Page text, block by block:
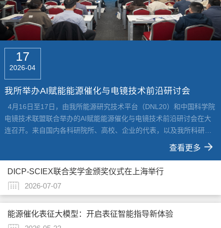
07
2026-07
DICP-SCIEX联合奖学金颁奖仪式在上海举行
7月3日，DICP-SCIEX联合奖学金颁奖仪式在上海SCIEX（中国）总部
举行。SCIEX全球副总裁中国区总经理蔡俊松、我所能源研究技术平
台代主任靳艳，以及获奖研究生陈瑶（1808组，导师：许国旺）、管
朋维（1808组，导师：许国旺）、师程程（103组，导师：陈吉平）
等参加颁奖仪式。蔡俊松表示，希望双方立足国家绿色能源与生命健
康领域发展需求，持续深化在质谱技术领域的交流合作、推动更多高
质量成果产出。靳艳表示，本届颁奖仪式选在...
查看更多
22
2026-05
能源催化表征大模型：开启表征智能指导新体验
能源研究技术平台（DNL20）倾力打造的能源催化表征大模型已正式
上线。为帮助广大科研人员更好地了解并使用这一智能工具，现对其
核心能力与使用方式做进一步介绍。硬核技术路线：多维度构建智能
表征底座能源催化表征大模型以“大模型 + 知识库 + 专家系统”为核心
技术架构，实现从数据整合到智能应用的全链路赋能：底层基座搭
建：依托 Dify 框架集成 Qwen、Deepseek 等主流大模型，保障核心
智能交互能力的高效与精准；全域知识融...
查看更多
17
2026-04
我所举办AI赋能能源催化与电镜技术前沿研讨会
4月16日至17日，由我所能源研究技术平台（DNL20）和中国科学院
电镜技术联盟联合举办的AI赋能能源催化与电镜技术前沿研讨会在大
连召开。来自国内各科研院所、高校、企业的代表，以及我所科研和
职能部门相关人员共110余人参加会议。开幕式上，我所所务委员肖
宇、能源研究技术平台代主任靳艳、低碳战略研究中心副主任李婉君
联合发布了“能源催化表征大模型”和“RCESBot科研智能体”。“能源催
化表征大模型”面向能源催化材料智...
查看更多
05
2026-03
平台刘海峰获大连化物所2025年度质量工作先进个人
近日，我所2025年度质量工作先进评选结果公布，平台刘海峰荣获质
量先进个人。刘海峰立足计量检定与管理岗位，始终秉持严谨务实的
工作态度，高效履职尽责。2025年，他负责10个研究组的计量器具管
理工作，完成485台件器具信息化管控，实现账、物、卡一致，检定
率、规范率、证书完整率均达100%，为研究所顺利通过质量管理体系
年度监督审核提供了有力支撑。全年累计完成内外部计量检定3273台
件，高效完成6个园区1284台气体报警器的...
查看更多
21
2026-01
平台举行2025年度工作交流暨职工考核会议
1月20日，能源研究技术平台在基础楼会议室举行2025年度工作交流
暨职工考核会议，全体支撑岗职工共32人参会交流。首先，平台主任
靳艳做2025年度平台工作报告。聚焦平台主责主业，靳艳详细介绍了
本年度改善条件专项、辽宁滨海实验室能源转化平台建设情况、大型
仪器共享管理及考核情况，并围绕队伍建设、运行管理和人工智能三
个方面系统总结了2025年的各项工作。随后，平台技术负责人和员工
逐一对各技术组和个人工作进行汇报。大家...
查看更多
DICP-SCIEX联合奖学金颁奖仪式在上海举行
2026-07-07
能源催化表征大模型：开启表征智能指导新体验